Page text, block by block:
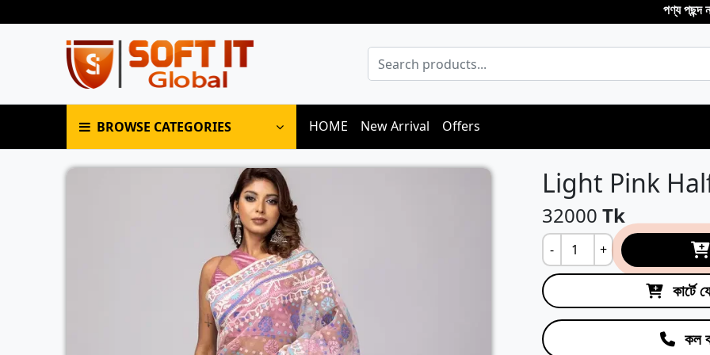
পণ্য পছন্দ না হলে
BROWSE CATEGORIES HOME New Arrival Offers
Light Pink
32000 Tk
- +
কার্টে
কল